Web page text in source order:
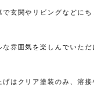
玄関やリビングなどにち
雰囲気を楽しんでいただ
はクリア塗装のみ、溶接